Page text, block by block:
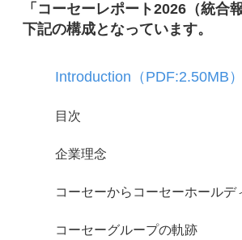
「コーセーレポート2026（統合
下記の構成となっています。
Introduction（PDF:2.50MB）
目次
企業理念
コーセーからコーセーホールデ
コーセーグループの軌跡